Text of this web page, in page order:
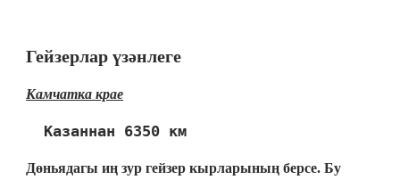
Гейзерлар үзәнлеге
Камчатка крае
Казаннан 6350 км
Дөньядагы иң зур гейзер кырларының берсе. Бу